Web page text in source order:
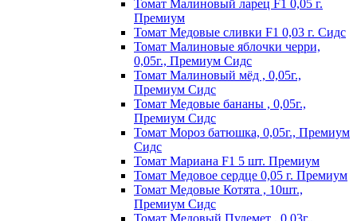
Томат Maлинoвый лapeц F1 0,05 г.
Пpeмиyм
Томат Медовые сливки F1 0,03 г. Сидс
Томат Малиновые яблочки черри,
0,05г., Премиум Сидс
Томат Малиновый мёд , 0,05г.,
Премиум Сидс
Томат Медовые бананы , 0,05г.,
Премиум Сидс
Томат Мороз батюшка, 0,05г., Премиум
Сидс
Томат Mapиaнa F1 5 шт. Пpeмиyм
Томат Meдoвoe cepдцe 0,05 г. Пpeмиyм
Томат Медовые Котята , 10шт.,
Премиум Сидс
Томат Медовый Пулемет , 0,03г.,